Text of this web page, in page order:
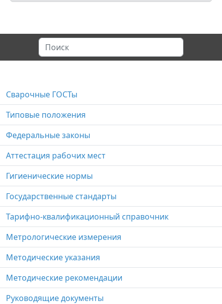
Сварочные ГОСТы
Типовые положения
Федеральные законы
Аттестация рабочих мест
Гигиенические нормы
Государственные стандарты
Тарифно-квалификационный справочник
Метрологические измерения
Методические указания
Методические рекомендации
Руководящие документы